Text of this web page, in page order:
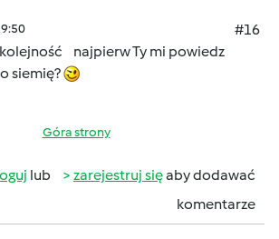
#16
najpierw Ty mi powiedz
siemię?
Góra strony
lub zarejestruj sięaby dodawać
komentarze